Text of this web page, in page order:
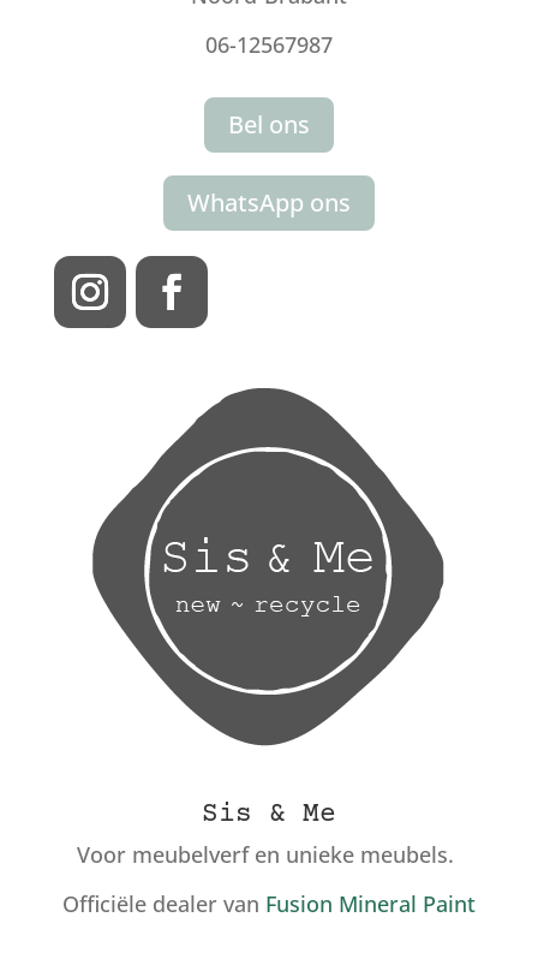
06-12567987
Bel ons
WhatsApp ons
Sis & Me
Voor meubelverf en unieke meubels.
Officiële dealer van Fusion Mineral Paint